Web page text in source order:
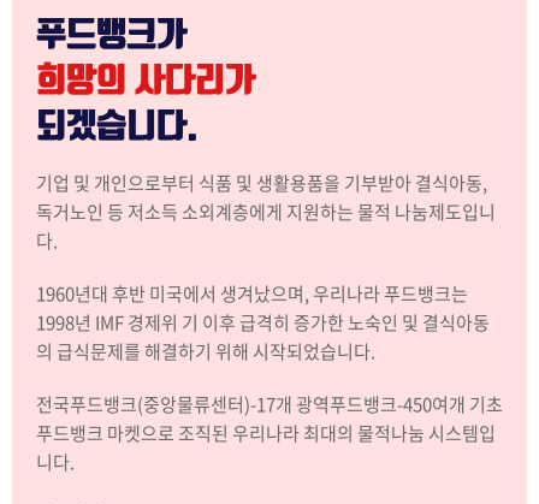
푸드뱅크가
희망의 사다리가
되겠습니다.
기업 및 개인으로부터 식품 및 생활용품을 기부받아 결식아동,
독거노인 등 저소득 소외계층에게 지원하는 물적 나눔제도입니
다.
1960년대 후반 미국에서 생겨났으며, 우리나라 푸드뱅크는
1998년 IMF 경제위 기 이후 급격히 증가한 노숙인 및 결식아동
의 급식문제를 해결하기 위해 시작되었습니다.
전국푸드뱅크(중앙물류센터)-17개 광역푸드뱅크-450여개 기초
푸드뱅크 마켓으로 조직된 우리나라 최대의 물적나눔 시스템입
니다.